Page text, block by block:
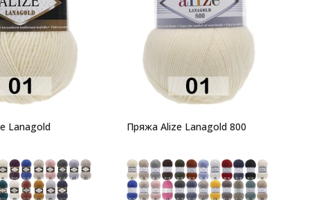
Lanagold Пряжа Alize Lanagold 800